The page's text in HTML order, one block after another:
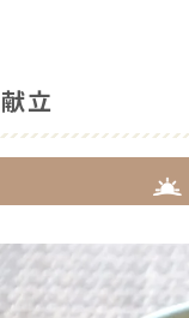
立